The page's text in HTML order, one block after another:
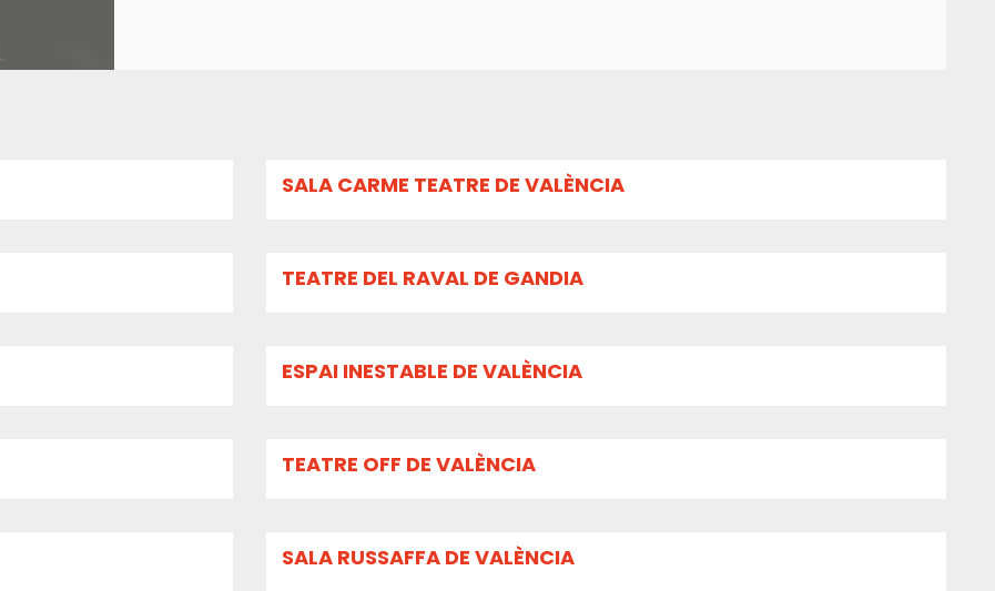
SALA CARME TEATRE DE VALÈNCIA
TEATRE DEL RAVAL DE GANDIA
ESPAI INESTABLE DE VALÈNCIA
TEATRE OFF DE VALÈNCIA
SALA RUSSAFFA DE VALÈNCIA